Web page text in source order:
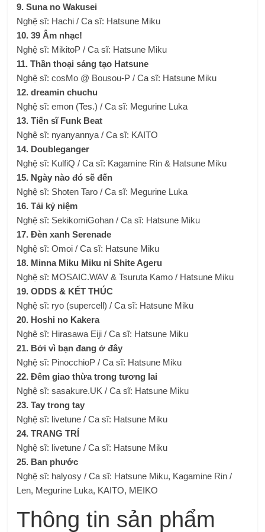
9. Suna no Wakusei
Nghệ sĩ: Hachi / Ca sĩ: Hatsune Miku
10. 39 Âm nhạc!
Nghệ sĩ: MikitoP / Ca sĩ: Hatsune Miku
11. Thần thoại sáng tạo Hatsune
Nghệ sĩ: cosMo @ Bousou-P / Ca sĩ: Hatsune Miku
12. dreamin chuchu
Nghệ sĩ: emon (Tes.) / Ca sĩ: Megurine Luka
13. Tiến sĩ Funk Beat
Nghệ sĩ: nyanyannya / Ca sĩ: KAITO
14. Doubleganger
Nghệ sĩ: KulfiQ / Ca sĩ: Kagamine Rin & Hatsune Miku
15. Ngày nào đó sẽ đến
Nghệ sĩ: Shoten Taro / Ca sĩ: Megurine Luka
16. Tải kỷ niệm
Nghệ sĩ: SekikomiGohan / Ca sĩ: Hatsune Miku
17. Đèn xanh Serenade
Nghệ sĩ: Omoi / Ca sĩ: Hatsune Miku
18. Minna Miku Miku ni Shite Ageru
Nghệ sĩ: MOSAIC.WAV & Tsuruta Kamo / Hatsune Miku
19. ODDS & KẾT THÚC
Nghệ sĩ: ryo (supercell) / Ca sĩ: Hatsune Miku
20. Hoshi no Kakera
Nghệ sĩ: Hirasawa Eiji / Ca sĩ: Hatsune Miku
21. Bởi vì bạn đang ở đây
Nghệ sĩ: PinocchioP / Ca sĩ: Hatsune Miku
22. Đêm giao thừa trong tương lai
Nghệ sĩ: sasakure.UK / Ca sĩ: Hatsune Miku
23. Tay trong tay
Nghệ sĩ: livetune / Ca sĩ: Hatsune Miku
24. TRANG TRÍ
Nghệ sĩ: livetune / Ca sĩ: Hatsune Miku
25. Ban phước
Nghệ sĩ: halyosy / Ca sĩ: Hatsune Miku, Kagamine Rin /
Len, Megurine Luka, KAITO, MEIKO
Thông tin sản phẩm